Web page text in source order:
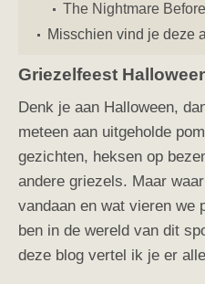
The Nightmare
Misschien vind je deze
Griezelfeest
Denk je aan Halloween,
meteen aan uitgeholde
gezichten, heksen op
andere griezels. Maar
vandaan en wat vieren we
ben in de wereld van dit
deze blog vertel ik je er